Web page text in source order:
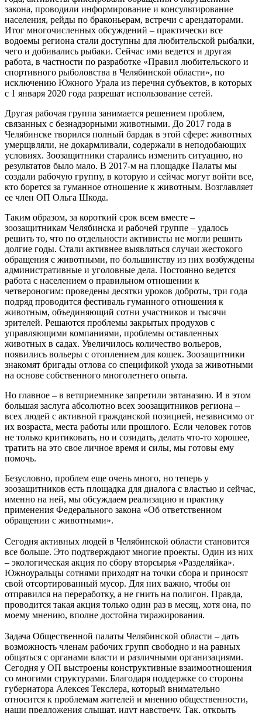
закона, проводили информирование и консультирование
населения, рейды по браконьерам, встречи с арендаторами.
Итог многочисленных обсуждений – практически все
водоемы региона стали доступны для любительской рыбалки,
чего и добивались рыбаки. Сейчас ими ведется и другая
работа, в частности по разработке «Правил любительского и
спортивного рыболовства в Челябинской области», по
исключению Южного Урала из перечня субъектов, в которых
с 1 января 2020 года разрешат использование сетей.
Другая рабочая группа занимается решением проблем,
связанных с безнадзорными животными. До 2017 года в
Челябинске творился полный бардак в этой сфере: животных
умерщвляли, не докармливали, содержали в неподобающих
условиях. Зоозащитники старались изменить ситуацию, но
результатов было мало. В 2017-м на площадке Палаты мы
создали рабочую группу, в которую и сейчас могут войти все,
кто борется за гуманное отношение к животным. Возглавляет
ее член ОП Ольга Шкода.
Таким образом, за короткий срок всем вместе –
зоозащитникам Челябинска и рабочей группе – удалось
решить то, что по отдельности активисты не могли решить
долгие годы. Стали активнее выявляться случаи жестокого
обращения с животными, по большинству из них возбуждены
административные и уголовные дела. Постоянно ведется
работа с населением о правильном отношении к
четвероногим: проведены десятки уроков доброты, три года
подряд проводится фестиваль гуманного отношения к
животным, объединяющий сотни участников и тысячи
зрителей. Решаются проблемы закрытых продухов с
управляющими компаниями, проблемы оставленных
животных в садах. Увеличилось количество вольеров,
появились вольеры с отоплением для кошек. Зоозащитники
знакомят бригады отлова со спецификой ухода за животными
на основе собственного многолетнего опыта.
Но главное – в ветприемнике запретили эвтаназию. И в этом
большая заслуга абсолютно всех зоозащитников региона –
всех людей с активной гражданской позицией, независимо от
их возраста, места работы или прошлого. Если человек готов
не только критиковать, но и созидать, делать что-то хорошее,
тратить на это свое личное время и силы, мы готовы ему
помочь.
Безусловно, проблем еще очень много, но теперь у
зоозащитников есть площадка для диалога с властью и сейчас,
именно на ней, мы обсуждаем реализацию и практику
применения Федерального закона «Об ответственном
обращении с животными».
Сегодня активных людей в Челябинской области становится
все больше. Это подтверждают многие проекты. Один из них
– экологическая акция по сбору вторсырья «Разделяйка».
Южноуральцы сотнями приходят на точки сбора и приносят
свой отсортированный мусор. Для них важно, чтобы он
отправился на переработку, а не гнить на полигон. Правда,
проводится такая акция только один раз в месяц, хотя она, по
моему мнению, вполне достойна тиражирования.
Задача Общественной палаты Челябинской области – дать
возможность членам рабочих групп свободно и на равных
общаться с органами власти и различными организациями.
Сегодня у ОП выстроены конструктивные взаимоотношения
со многими структурами. Благодаря поддержке со стороны
губернатора Алексея Текслера, который внимательно
относится к проблемам жителей и мнению общественности,
наши предложения слышат, идут навстречу. Так, открыть